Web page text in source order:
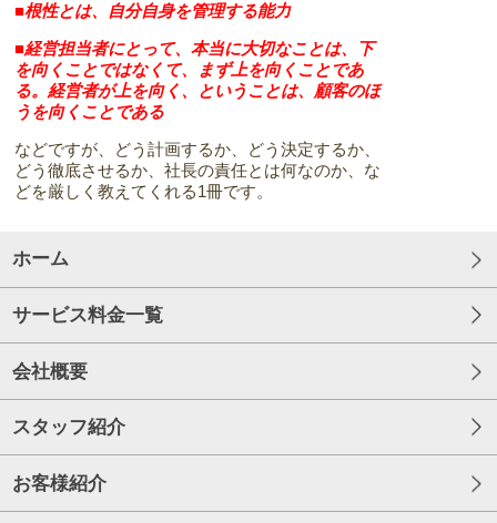
■根性とは、自分自身を管理する能力
■経営担当者にとって、本当に大切なことは、下
を向くことではなくて、まず上を向くことであ
る。経営者が上を向く、ということは、顧客のほ
うを向くことである
などですが、どう計画するか、どう決定するか、
どう徹底させるか、社長の責任とは何なのか、な
どを厳しく教えてくれる1冊です。
ホーム
サービス料金一覧
会社概要
スタッフ紹介
お客様紹介